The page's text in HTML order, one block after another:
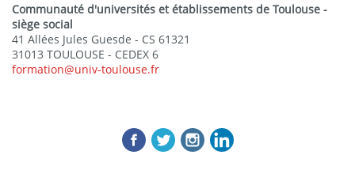
Communauté d'universités et établissements de Toulouse -
siège social
41 Allées Jules Guesde - CS 61321
31013 TOULOUSE - CEDEX 6
formation@univ-toulouse.fr